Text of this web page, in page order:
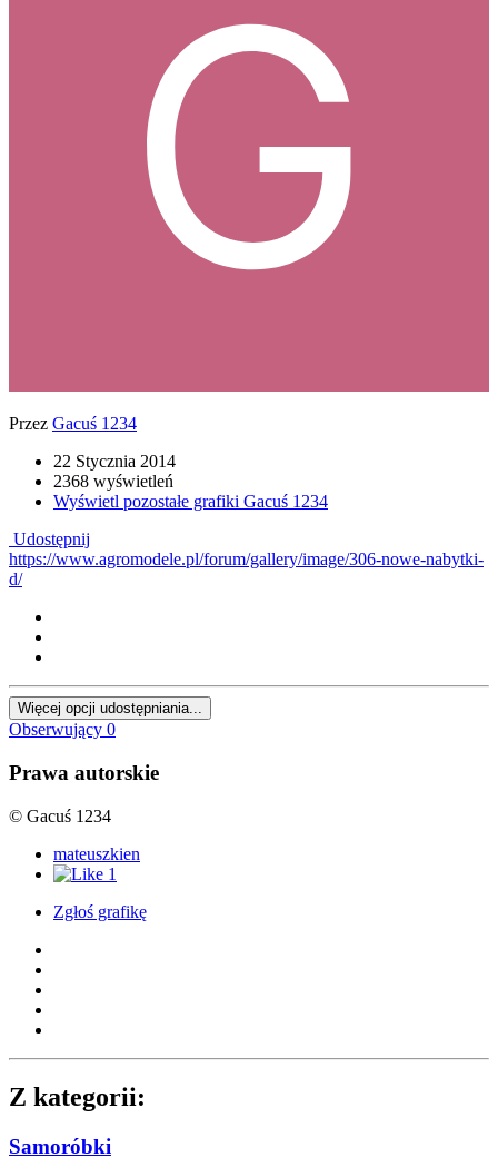
Przez Gacuś 1234
22 Stycznia 2014
2368 wyświetleń
Wyświetl pozostałe grafiki Gacuś 1234
Udostępnij
https://www.agromodele.pl/forum/gallery/image/306-nowe-nabytki-
d/
Więcej opcji udostępniania...
Obserwujący 0
Prawa autorskie
© Gacuś 1234
mateuszkien
1
Zgłoś grafikę
Z kategorii:
Samoróbki